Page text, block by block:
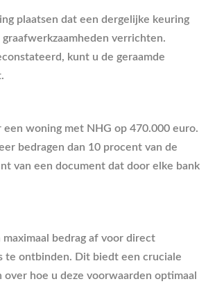
plaatsen dat een dergelijke keuring
verrichten.
kunt u de geraamde
woning met NHG op 470.000 euro.
bedragen dan 10 procent van de
van een document dat door elke bank
bedrag af voor direct
te ontbinden. Dit biedt een cruciale
hoe u deze voorwaarden optimaal